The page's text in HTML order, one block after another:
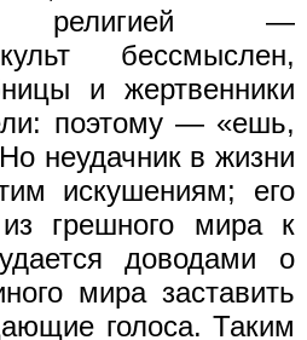
религией —
бессмыслен,
и жертвенники
поэтому — «ешь,
неудачник в жизни
искушениям; его
из грешного мира к
доводами о
мира заставить
голоса. Таким